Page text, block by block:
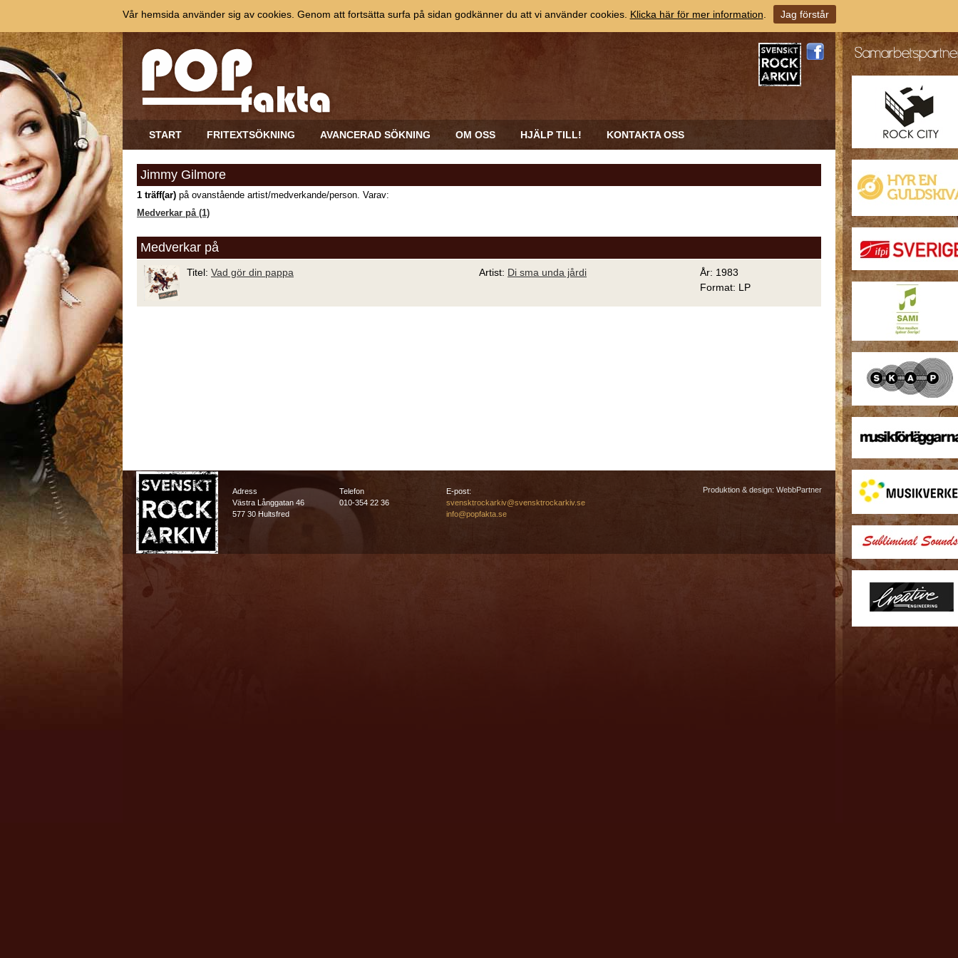
START FRITEXTSÖKNING AVANCERAD SÖKNING OM OSS HJÄLP TILL! KONTAKTA OSS
Jimmy Gilmore
1 träff(ar) på ovanstående artist/medverkande/person. Varav:
Medverkar på (1)
Medverkar på
Titel: Vad gör din pappa Artist: Di sma unda jårdi
År: 1983
Format: LP
Adress
Västra Långgatan 46
577 30 Hultsfred
Telefon
010-354 22 36
E-post:
svensktrockarkiv@svensktrockarkiv.se
info@popfakta.se
Produktion & design: WebbPartner
Vår hemsida använder sig av cookies. Genom att fortsätta surfa på sidan godkänner du att vi använder cookies. Klicka här för mer information Jag förstår